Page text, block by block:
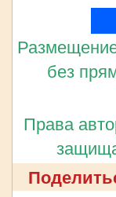
без
Права